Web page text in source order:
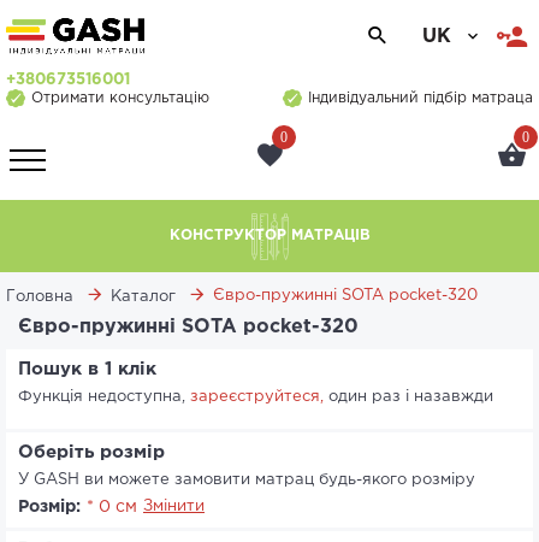
UK
+380673516001
Отримати консультацію
Індивідуальний підбір матраца
0 0
КОНСТРУКТОР МАТРАЦІВ
Головна Каталог Євро-пружинні SOTA pocket-320
Євро-пружинні SOTA pocket-320
Пошук в 1 клік
Функція недоступна, зареєструйтеся, один раз і назавжди
Оберіть розмір
У GASH ви можете замовити матрац будь-якого розміру
Розмір: * 0 см Змінити